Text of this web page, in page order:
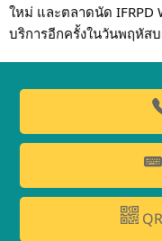
ใหม่ และตลาดนัด IFRPD
บริการอีกครั้งในวันพฤหัส